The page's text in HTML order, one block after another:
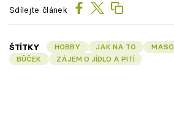
Sdílejte článek
ŠTÍTKY HOBBY JAK NA TO MASO
BŮČEK
ZÁJEM O JÍDLO A PITÍ